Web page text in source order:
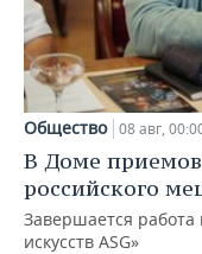
Общество 08 авг,
В Доме
российского
Завершается
искусств ASG»